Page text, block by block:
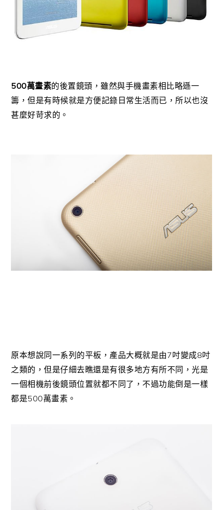
500萬畫素的後置鏡頭，雖然與手機畫素相比略遜一
籌，但是有時候就是方便記錄日常生活而已，所以也沒
甚麼好苛求的。
原本想說同一系列的平板，產品大概就是由7 吋變成8吋
之類的，但是仔細去瞧還是有很多地方有所不同，光是
一個相機前後鏡頭位置就都不同了，不過功能倒是一樣
都是500萬畫素。